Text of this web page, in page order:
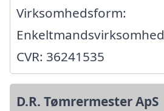
Virksomhedsform:
Enkeltmandsvirksomhed
CVR: 36241535
D.R. Tømrermester ApS